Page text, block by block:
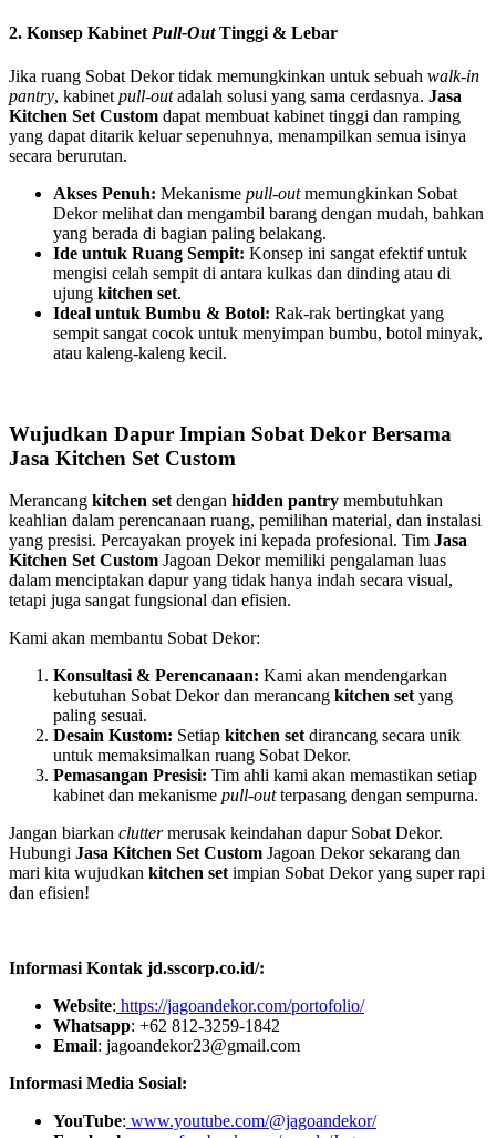
2. Konsep Kabinet Pull-OutTinggi & Lebar
Jika ruang Sobat Dekor tidak memungkinkan untuk sebuah walk-in
pantry, kabinet pull-outadalah solusi yang sama cerdasnya. Jasa
Kitchen Set Custom dapat membuat kabinet tinggi dan ramping
yang dapat ditarik keluar sepenuhnya, menampilkan semua isinya
secara berurutan.
Akses Penuh: Mekanisme pull-outmemungkinkan Sobat
Dekor melihat dan mengambil barang dengan mudah, bahkan
yang berada di bagian paling belakang.
Ide untuk Ruang Sempit: Konsep ini sangat efektif untuk
mengisi celah sempit di antara kulkas dan dinding atau di
ujung kitchen set.
Ideal untuk Bumbu & Botol: Rak-rak bertingkat yang
sempit sangat cocok untuk menyimpan bumbu, botol minyak,
atau kaleng-kaleng kecil.
Wujudkan Dapur Impian Sobat Dekor Bersama
Jasa Kitchen Set Custom
Merancang kitchen set dengan hidden pantry membutuhkan
keahlian dalam perencanaan ruang, pemilihan material, dan instalasi
yang presisi. Percayakan proyek ini kepada profesional. Tim Jasa
Kitchen Set Custom Jagoan Dekor memiliki pengalaman luas
dalam menciptakan dapur yang tidak hanya indah secara visual,
tetapi juga sangat fungsional dan efisien.
Kami akan membantu Sobat Dekor:
Konsultasi & Perencanaan: Kami akan mendengarkan
kebutuhan Sobat Dekor dan merancang kitchen set yang
paling sesuai.
Desain Kustom: Setiap kitchen set dirancang secara unik
untuk memaksimalkan ruang Sobat Dekor.
Pemasangan Presisi: Tim ahli kami akan memastikan setiap
kabinet dan mekanisme pull-outterpasang dengan sempurna.
Jangan biarkan cluttermerusak keindahan dapur Sobat Dekor.
Hubungi Jasa Kitchen Set Custom Jagoan Dekor sekarang dan
mari kita wujudkan kitchen set impian Sobat Dekor yang super rapi
dan efisien!
Informasi Kontak jd.sscorp.co.id/:
Website: https://jagoandekor.com/portofolio/
Whatsapp: +62 812-3259-1842
Email: jagoandekor23@gmail.com
Informasi Media Sosial:
YouTube: www.youtube.com/@jagoandekor/